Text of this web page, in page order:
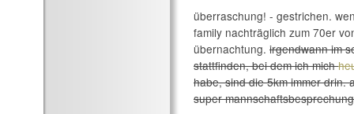
überraschung! - gestrichen.
family nachträglich zum 70er
übernachtung. irgendwann im
stattfinden, bei dem ich mich
habe, sind die 5km immer drin.
super